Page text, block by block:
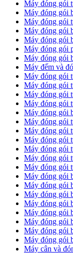
Máy đóng gói
Máy đóng gói
Máy đóng gói
Máy đóng gói
Máy đóng gói
Máy đóng gói
Máy đóng gói
Máy đếm và
Máy đóng gói
Máy đóng gói
Máy đóng gói
Máy đóng gói
Máy đóng gói
Máy đóng gói
Máy đóng gói
Máy đóng gói
Máy đóng gói
Máy đóng gói
Máy đóng gói
Máy đóng gói
Máy đóng gói
Máy đóng gói
Máy đóng gói
Máy đóng gói
Máy đóng gói
Máy đóng gói
Máy đóng gói
Máy cân và